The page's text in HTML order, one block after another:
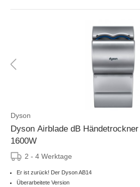
Dyson
Dyson Airblade dB
1600W
2 - 4 Werktage
Er ist zurück! Der Dyson AB14
Überarbeitete Version